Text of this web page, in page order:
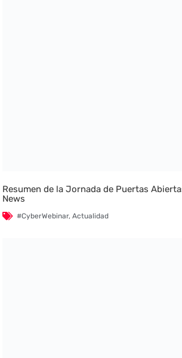
Resumen de la Jornada de Puertas
News
#CyberWebinar,Actualidad